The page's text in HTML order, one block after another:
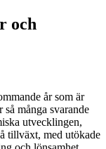
och
år som är
många svarande
utvecklingen,
tillväxt, med utökade